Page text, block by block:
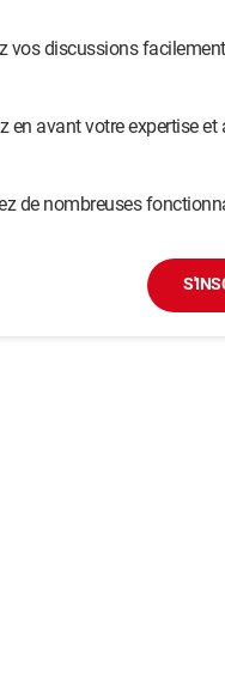
vos discussions
en avant votre expertise
de nombreuses